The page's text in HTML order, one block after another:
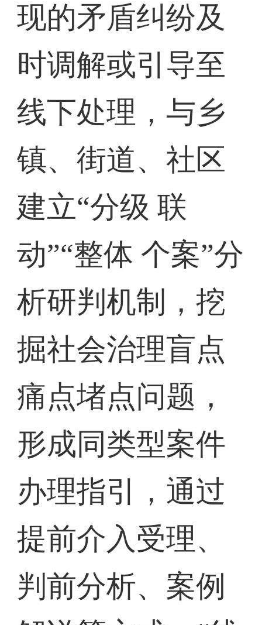
现的矛盾纠纷及
时调解或引导至
线下处理，与乡
镇、街道、社区
建立“分级 联
动”“整体 个案”分
析研判机制，挖
掘社会治理盲点
痛点堵点问题，
形成同类型案件
办理指引，通过
提前介入受理、
判前分析、案例